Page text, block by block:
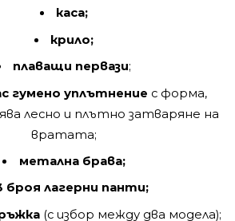
каса;
крило;
плаващи первази;
гумено уплътнение с форма,
лесно и плътно затваряне на
вратата;
метална брава;
броя лагерни панти;
(с избор между два модела);